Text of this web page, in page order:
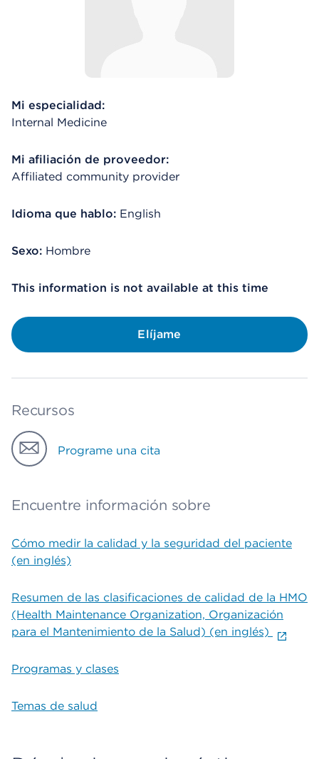
Mi especialidad:
Internal Medicine
Mi afiliación de proveedor:
Affiliated community provider
Idioma que hablo: English
Sexo: Hombre
This information is not available at this time
Elíjame
Recursos
Programe una cita
Encuentre información sobre
Cómo medir la calidad y la seguridad del paciente
(en inglés)
Resumen de las clasificaciones de calidad de la HMO
(Health Maintenance Organization, Organización
para el Mantenimiento de la Salud) (en inglés)
Programas y clases
Temas de salud